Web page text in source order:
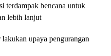
terdampak bencana untuk
lebih lanjut
upaya pengurangan